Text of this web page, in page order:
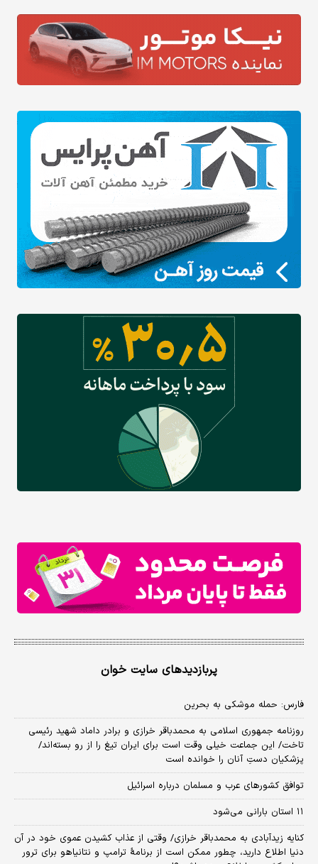
پربازدیدهای سایت خوان
فارس: حمله موشکی به بحرین
روزنامه جمهوری اسلامی به محمدباقر خرازی و برادر داماد شهید رئیسی
تاخت/ این جماعت خیلی وقت است برای ایران تیغ را از رو بسته‌اند/
پزشکیان دستِ آنان را خوانده است
توافق کشورهای عرب و مسلمان درباره اسرائیل
۱۱ استان بارانی می‌شود
کنایه زیدآبادی به محمدباقر خرازی/ وقتی از عذاب کشیدن عموی خود در آن
دنیا اطلاع دارید، چطور ممکن است از برنامهٔ ترامپ و نتانیاهو برای ترور